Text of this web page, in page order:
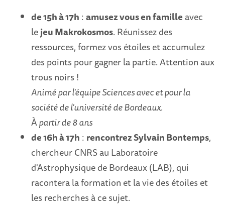
de 15h à 17h :amusez vous en familleavec
lejeu Makrokosmos. Réunissez des
ressources, formez vos étoiles et accumulez
des points pour gagner la partie. Attention aux
trous noirs !
Animé par l'équipe Sciences avec et pour la
société de l'université de Bordeaux.
Àpartir de 8 ans
de 16h à 17h : rencontrez Sylvain Bontemps,
chercheur CNRS au Laboratoire
d'Astrophysique de Bordeaux (LAB), qui
racontera la formation et la vie des étoiles et
les recherches à ce sujet.